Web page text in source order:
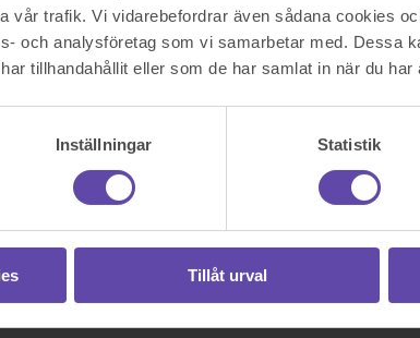
vår trafik. Vi vidarebefordrar även sådana cookies
och analysföretag som vi samarbetar med. Dessa
tillhandahållit eller som de har samlat in när du har
Inställningar Statistik
Tillåt urval